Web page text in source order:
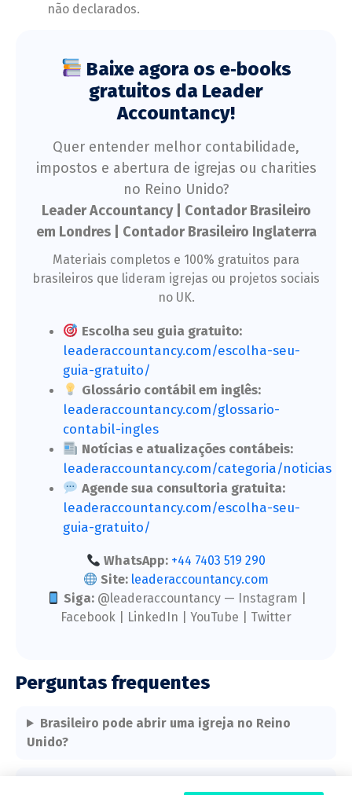
não declarados.
Baixe agora os e‑books
gratuitos da Leader
Accountancy!
Quer entender melhor contabilidade,
impostos e abertura de igrejas ou charities
no Reino Unido?
Leader Accountancy | Contador Brasileiro
em Londres | Contador Brasileiro Inglaterra
Materiais completos e 100% gratuitos para
brasileiros que lideram igrejas ou projetos sociais
no UK.
Escolha seu guia gratuito:
leaderaccountancy.com/escolha-seu-
guia-gratuito/
Glossário contábil em inglês:
leaderaccountancy.com/glossario-
contabil-ingles
Notícias e atualizações contábeis:
leaderaccountancy.com/categoria/noticias
Agende sua consultoria gratuita:
leaderaccountancy.com/escolha-seu-
guia-gratuito/
WhatsApp: +44 7403 519 290
Site: leaderaccountancy.com
Siga:@leaderaccountancy — Instagram |
Facebook | LinkedIn | YouTube | Twitter
Perguntas frequentes
Brasileiro pode abrir uma igreja no Reino
Unido?